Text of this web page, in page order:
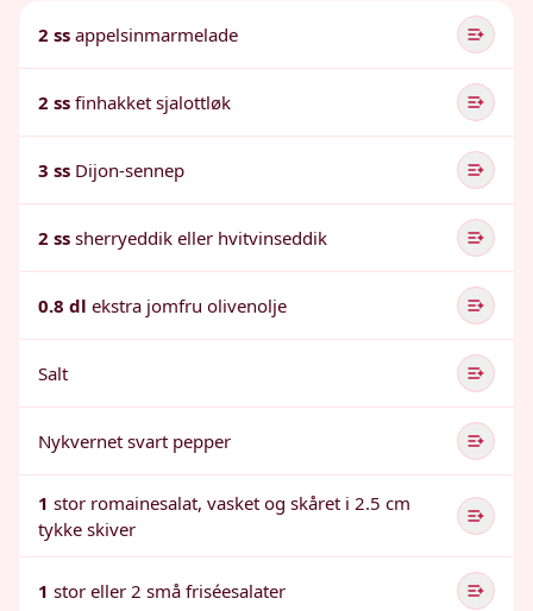
2 ss appelsinmarmelade
2 ss finhakket sjalottløk
3 ss Dijon-sennep
2 ss sherryeddik eller hvitvinseddik
0.8 dl ekstra jomfru olivenolje
Salt
Nykvernet svart pepper
1 stor romainesalat, vasket og skåret i 2.5 cm
tykke skiver
1 stor eller 2 små friséesalater